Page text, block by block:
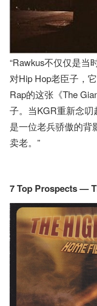
“Rawkus不仅仅是当
对Hip Hop老臣子，
Rap的这张《The
子。当KGR重新念
是一位老兵骄傲的背
卖老。”
7 Top Prospects —